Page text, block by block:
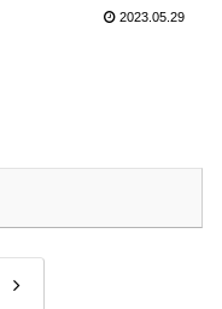
2023.05.29
次